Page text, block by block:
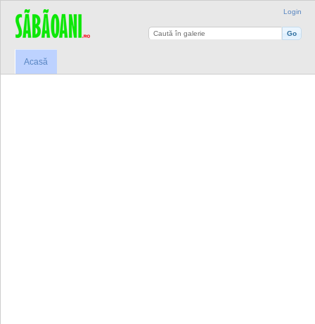
Login
Acasă